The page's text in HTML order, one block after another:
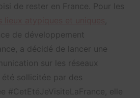
de rester en France. Pour les
de développement
a décidé de lancer une
sur les réseaux
sollicitée par des
#CetEtéJeVisiteLaFrance, elle